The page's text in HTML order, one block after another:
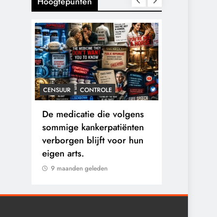
CENSUUR CONTROLE
De medicatie die volgens
sommige kankerpatiënten
verborgen blijft voor hun
eigen arts.
9 maanden geleden